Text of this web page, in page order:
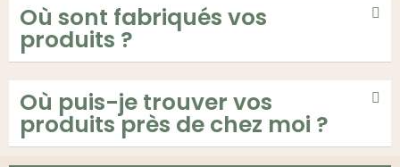
Où sont fabriqués vos
produits ?
Où puis-je trouver vos
produits près de chez moi ?